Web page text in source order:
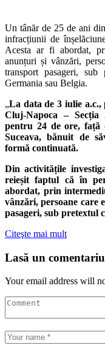
Un tânăr de 25 de ani
infracțiunii de
Acesta ar fi abordat,
anunțuri și vânzări,
transport pasageri,
Germania sau Belgia.
„La data de 3 iulie
Cluj-Napoca –
pentru 24 de ore,
Suceava, bănuit de
formă continuată.
Din activitățile
reieșit faptul că în
abordat, prin
vânzări, persoane care
pasageri, sub pretextul
Citeşte mai mult
Lasă un comentariu
Your email address will